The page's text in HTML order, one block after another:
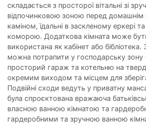
складається з просторої вітальні зі
відпочинковою зоною перед домашнім
каміном, їдальні в заскленому еркері та
коморою. Додаткова кімната може
використана як кабінет або
можна потрапити у господарську
просторий гараж та котельню на
окремим виходом та місцем для
Подвійні сходи ведуть у приватну
була спроєктована вражаюча
власною ванною кімнатою та
гардеробними та зручною ванною